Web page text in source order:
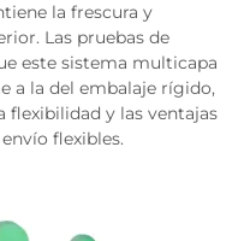
la frescura y
Las pruebas de
este sistema multicapa
a la del embalaje rígido,
y las ventajas
flexibles.